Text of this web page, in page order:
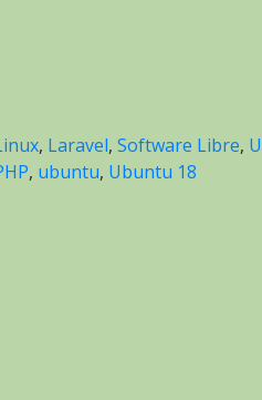
, Laravel, Software Libre,
, ubuntu, Ubuntu 18